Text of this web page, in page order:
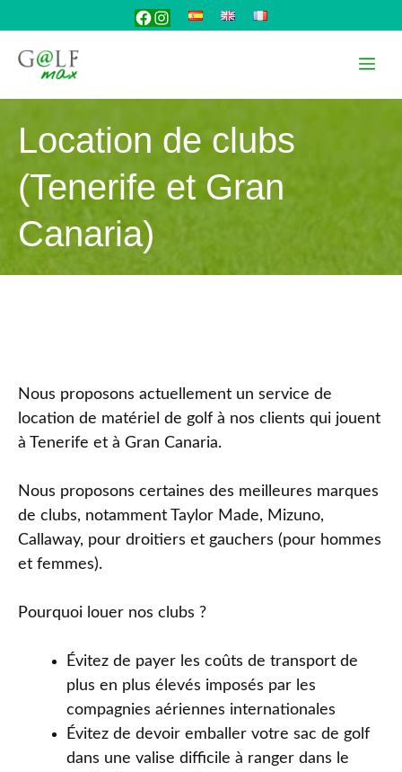
au
contenu
Facebook
Instagram
Location de clubs
(Tenerife et Gran
Canaria)
Nous proposons actuellement un service de
location de matériel de golf à nos clients qui jouent
à Tenerife et à Gran Canaria.
Nous proposons certaines des meilleures marques
de clubs, notamment Taylor Made, Mizuno,
Callaway, pour droitiers et gauchers (pour hommes
et femmes).
Pourquoi louer nos clubs ?
Évitez de payer les coûts de transport de
plus en plus élevés imposés par les
compagnies aériennes internationales
Évitez de devoir emballer votre sac de golf
dans une valise difficile à ranger dans le